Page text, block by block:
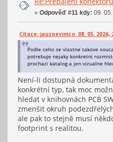
« Odpověď #11 kdy: 09.
Citace: jauznevimco 08. 05. 2026,
Podle ceho se vlastne takove
potrebuje nejaky konkretni
prochazi katalog a jen vizualne
Není-li dostupná
konkrétní typ, tak moc
hledat v knihovnách PCB
zmenšit okruh
ale pak to stejně musí
footprint s realitou.